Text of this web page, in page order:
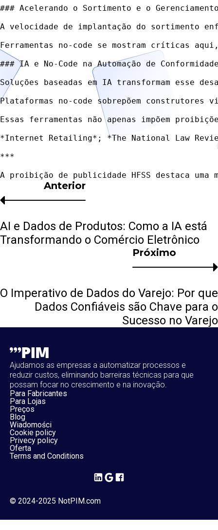
### Acelerando o Sortimento e o
A velocidade de implantação do sortimento
Ferramentas no-code se mostram críticas
### IA e No-Code na Automação de
Soluções baseadas em IA transformam esse
Plataformas no-code sobrepõem
Essas ferramentas não apenas impõem
*Internet Retailing*; *The National Law
***
Próximo
O Imperativo de Dados do Varejo: Por que
Dados Confiáveis são Chave para o
Sucesso no Varejo
Anterior
AI e Dados de Produtos: Como a IA está
Transformando o Comércio Eletrônico
Ajudamos as empresas a automatizar processos e
reduzir custos, eliminando barreiras técnicas para que
possam focar no crescimento e na inovação.
Para Fabricantes
Para Lojas
Preços
Blog
Wiadomości
Cookie policy
Privecy policy
Oferta
Terms and Conditions
© 2024-2025 NotPIM.com